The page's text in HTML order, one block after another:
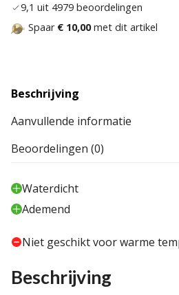
9,1 uit 4979 beoordelingen
Spaar € 10,00met dit artikel
Beschrijving
Aanvullende informatie
Beoordelingen (0)
Waterdicht
Ademend
Niet geschikt voor warme
Beschrijving